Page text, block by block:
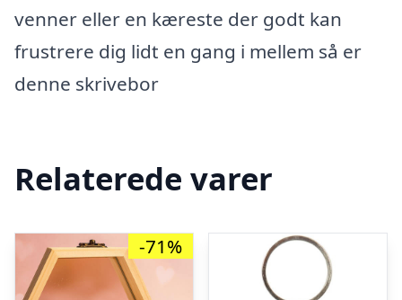
venner eller en kæreste der godt kan
frustrere dig lidt en gang i mellem så er
denne skrivebor
Relaterede varer
-71%